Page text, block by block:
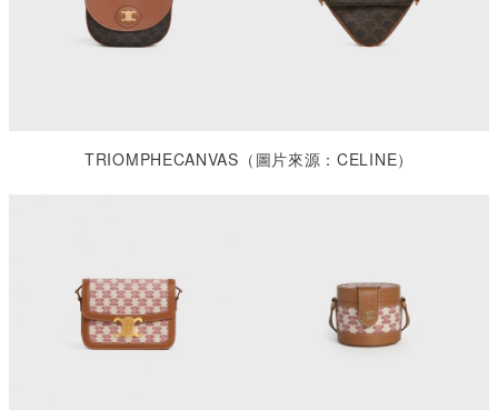
TRIOMPHECANVAS （圖片來源：CELINE）